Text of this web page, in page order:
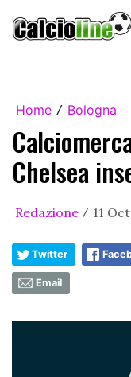
Home / Bologna
Chelsea
Redazione / 11
Twitter
Email